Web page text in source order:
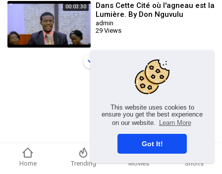
This website uses cookies to
ensure you get the best experience
on our website.
Learn More
Got It!
00:03:30
Dans Cette Cité où l'agneau est la
Lumière. By Don Nguvulu
admin
29 Views
Copyright © 2026 chosenflex.com. All rights reserved.
Home Trending Movies Shorts